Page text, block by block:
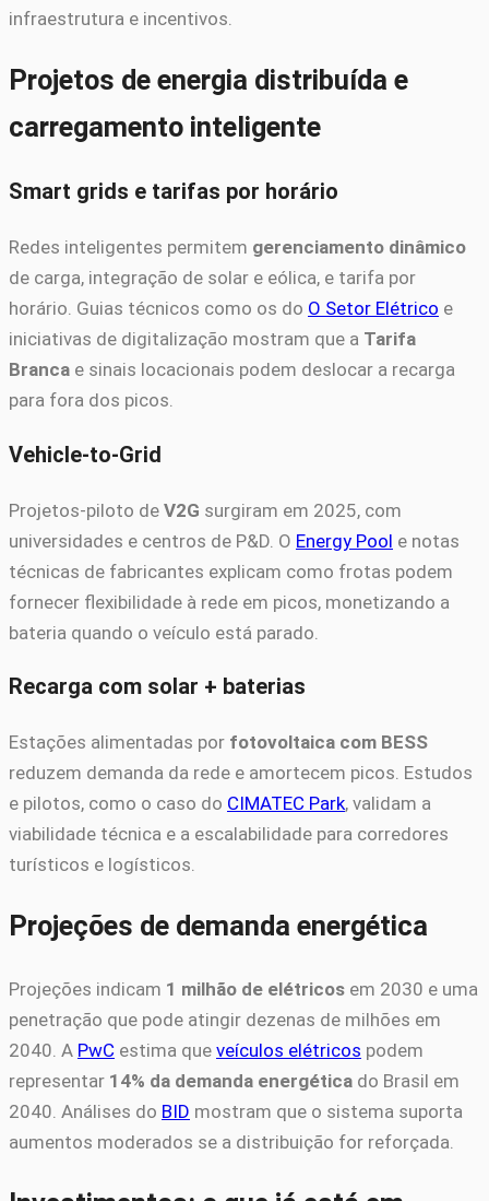
infraestrutura e incentivos.
Projetos de energia distribuída e
carregamento inteligente
Smart grids e tarifas por horário
Redes inteligentes permitem gerenciamento dinâmico
de carga, integração de solar e eólica, e tarifa por
horário. Guias técnicos como os do O Setor Elétrico e
iniciativas de digitalização mostram que a Tarifa
Branca e sinais locacionais podem deslocar a recarga
para fora dos picos.
Vehicle-to-Grid
Projetos-piloto de V2G surgiram em 2025, com
universidades e centros de P&D. O Energy Pool e notas
técnicas de fabricantes explicam como frotas podem
fornecer flexibilidade à rede em picos, monetizando a
bateria quando o veículo está parado.
Recarga com solar + baterias
Estações alimentadas por fotovoltaica com BESS
reduzem demanda da rede e amortecem picos. Estudos
e pilotos, como o caso do CIMATEC Park, validam a
viabilidade técnica e a escalabilidade para corredores
turísticos e logísticos.
Projeções de demanda energética
Projeções indicam 1 milhão de elétricos em 2030 e uma
penetração que pode atingir dezenas de milhões em
2040. A PwC estima que veículos elétricos podem
representar 14% da demanda energética do Brasil em
2040. Análises do BID mostram que o sistema suporta
aumentos moderados se a distribuição for reforçada.